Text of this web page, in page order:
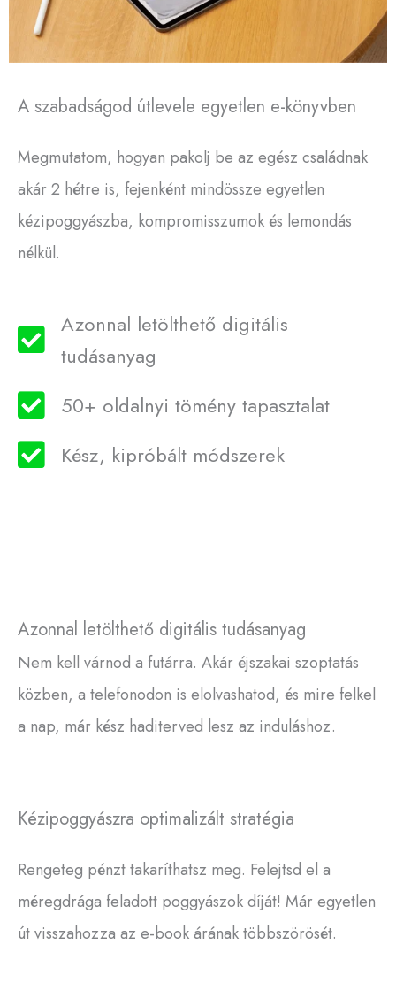
A szabadságod útlevele egyetlen e-könyvben
Megmutatom, hogyan pakolj be az egész családnak
akár 2 hétre is, fejenként mindössze egyetlen
kézipoggyászba, kompromisszumok és lemondás
nélkül.
Azonnal letölthető digitális
tudásanyag
50+ oldalnyi tömény tapasztalat
Kész, kipróbált módszerek
Azonnal letölthető digitális tudásanyag​
Nem kell várnod a futárra. Akár éjszakai szoptatás
közben, a telefonodon is elolvashatod, és mire felkel
a nap, már kész haditerved lesz az induláshoz.
Kézipoggyászra optimalizált stratégia​
Rengeteg pénzt takaríthatsz meg. Felejtsd el a
méregdrága feladott poggyászok díját! Már egyetlen
út visszahozza az e-book árának többszörösét.